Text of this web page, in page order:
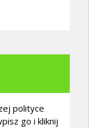
polityce
go i kliknij